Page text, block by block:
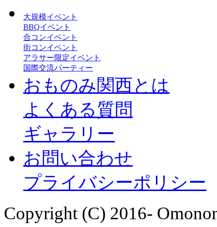
大規模イベント
BBQイベント
合コンイベント
街コンイベント
アラサー限定イベント
国際交流パーティー
おものみ関西とは
よくある質問
ギャラリー
お問い合わせ
プライバシーポリシー
Copyright (C) 2016-